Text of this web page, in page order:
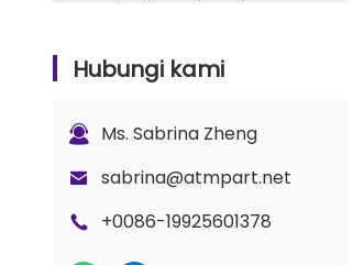
Kasset Uang ATM
Bagian Penghitung G+D BPS C5
Hubungi kami
Ms. Sabrina Zheng
sabrina@atmpart.net
+0086-19925601378